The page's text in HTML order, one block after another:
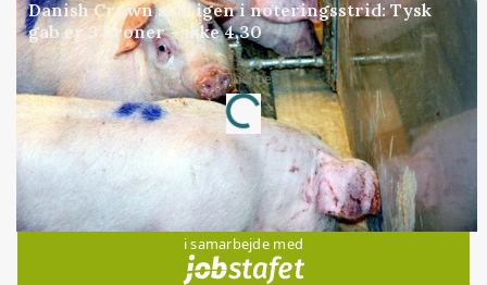
Danish Crown slår igen i noteringsstrid: Tysk
gab er 3 kroner – ikke 4,30
Annonce
Loading...
Jobs
i samarbejde med